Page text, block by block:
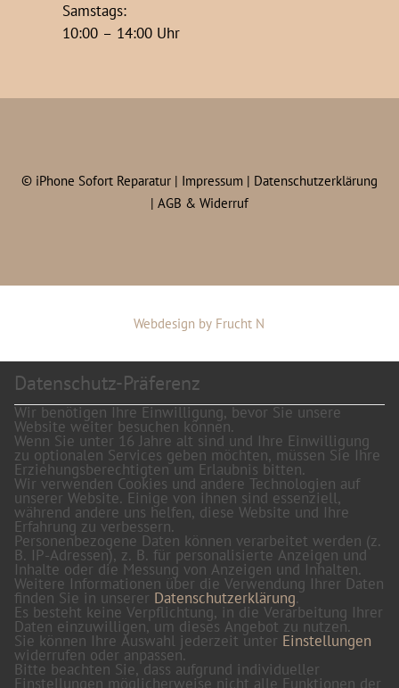
Samstags:
10:00 – 14:00 Uhr
© iPhone Sofort Reparatur | Impressum | Datenschutzerklärung
| AGB & Widerruf
Webdesign by Frucht N
Datenschutz-Präferenz
Wir benötigen Ihre Einwilligung, bevor Sie unsere
Website weiter besuchen können.
Wenn Sie unter 16 Jahre alt sind und Ihre Einwilligung
zu optionalen Services geben möchten, müssen Sie Ihre
Erziehungsberechtigten um Erlaubnis bitten.
Wir verwenden Cookies und andere Technologien auf
unserer Website. Einige von ihnen sind essenziell,
während andere uns helfen, diese Website und Ihre
Erfahrung zu verbessern.
Personenbezogene Daten können verarbeitet werden (z.
B. IP-Adressen), z. B. für personalisierte Anzeigen und
Inhalte oder die Messung von Anzeigen und Inhalten.
Weitere Informationen über die Verwendung Ihrer Daten
finden Sie in unserer Datenschutzerklärung.
Es besteht keine Verpflichtung, in die Verarbeitung Ihrer
Daten einzuwilligen, um dieses Angebot zu nutzen.
Sie können Ihre Auswahl jederzeit unter Einstellungen
widerrufen oder anpassen.
Bitte beachten Sie, dass aufgrund individueller
Einstellungen möglicherweise nicht alle Funktionen der